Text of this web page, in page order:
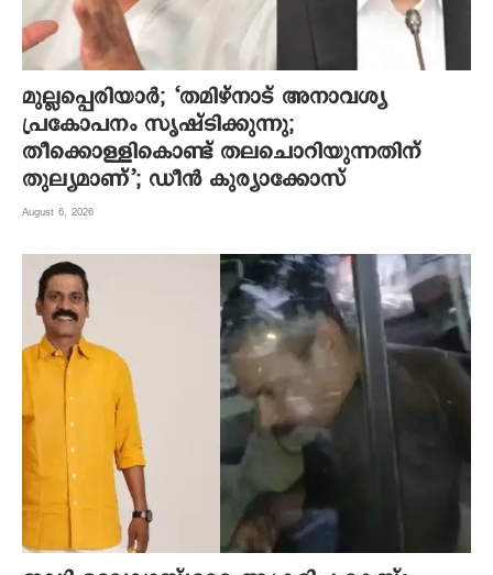
മുല്ലപ്പെരിയാര്‍; ‘തമിഴ്നാട് അനാവശ്യ
പ്രകോപനം സൃഷ്ടിക്കുന്നു;
തീക്കൊള്ളികൊണ്ട് തലചൊറിയുന്നതിന്
തുല്യമാണ്’; ഡീന്‍ കുര്യാക്കോസ്
August 6, 2026